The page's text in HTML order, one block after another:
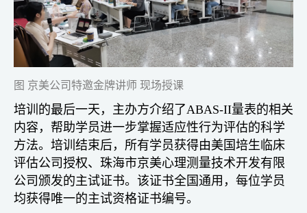
图 京美公司特邀金牌讲师 现场授课
培训的最后一天，主办方介绍了ABAS-II量表的相关
内容，帮助学员进一步掌握适应性行为评估的科学
方法。培训结束后，所有学员获得由美国培生临床
评估公司授权、珠海市京美心理测量技术开发有限
公司颁发的主试证书。该证书全国通用，每位学员
均获得唯一的主试资格证书编号。